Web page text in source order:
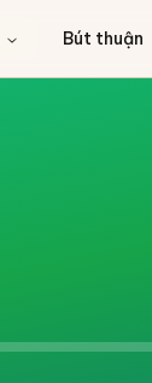
Bút thuận